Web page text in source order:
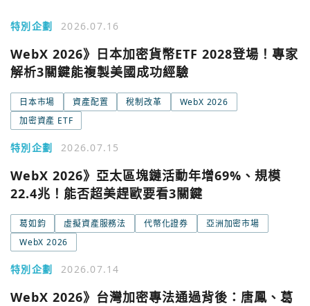
特別企劃 2026.07.16
WebX 2026》日本加密貨幣ETF 2028登場！專家
解析3關鍵能複製美國成功經驗
日本市場 資產配置 稅制改革
WebX 2026
加密資產 ETF
特別企劃 2026.07.15
WebX 2026》亞太區塊鏈活動年增69%、規模
22.4兆！能否超美趕歐要看3關鍵
葛如鈞 虛擬資產服務法 代幣化證券
亞洲加密市場
WebX 2026
特別企劃 2026.07.14
WebX 2026》台灣加密專法通過背後：唐鳳、葛